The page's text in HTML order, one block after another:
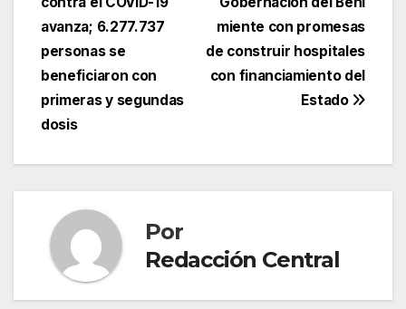
de
entradas
miente con promesas
de construir hospitales
con financiamiento del
Estado
avanza; 6.277.737
personas se
beneficiaron con
primeras y segundas
dosis
Por
Redacción Central